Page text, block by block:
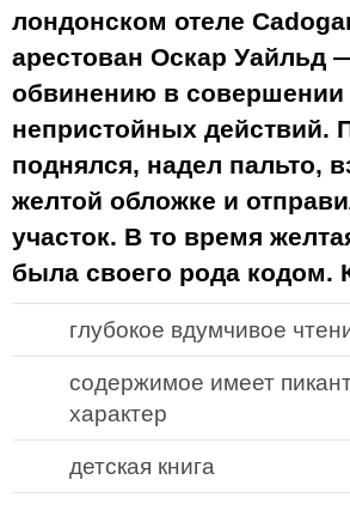
лондонском отеле
арестован Оскар Уайльд
обвинению в совершении
непристойных действий.
поднялся, надел пальто,
желтой обложке и
участок. В то время
была своего рода кодом.
глубокое вдумчивое
содержимое имеет
характер
детская книга